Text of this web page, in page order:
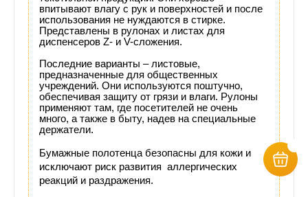
впитывают влагу с рук и поверхностей и после
использования не нуждаются в стирке.
Представлены в рулонах и листах для
диспенсеров Z- и V-сложения.
Последние варианты – листовые,
предназначенные для общественных
учреждений. Они используются поштучно,
обеспечивая защиту от грязи и влаги. Рулоны
применяют там, где посетителей не очень
много, а также в быту, надев на специальные
держатели.
Бумажные полотенца безопасны для кожи и
исключают риск развития  аллергических
реакций и раздражения.